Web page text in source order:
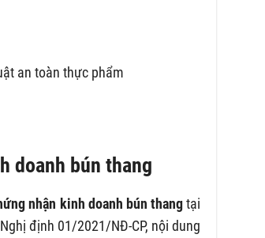
an toàn thực phẩm
doanh bún thang
nhận kinh doanh bún thangtại
định 01/2021/NĐ-CP, nội dung